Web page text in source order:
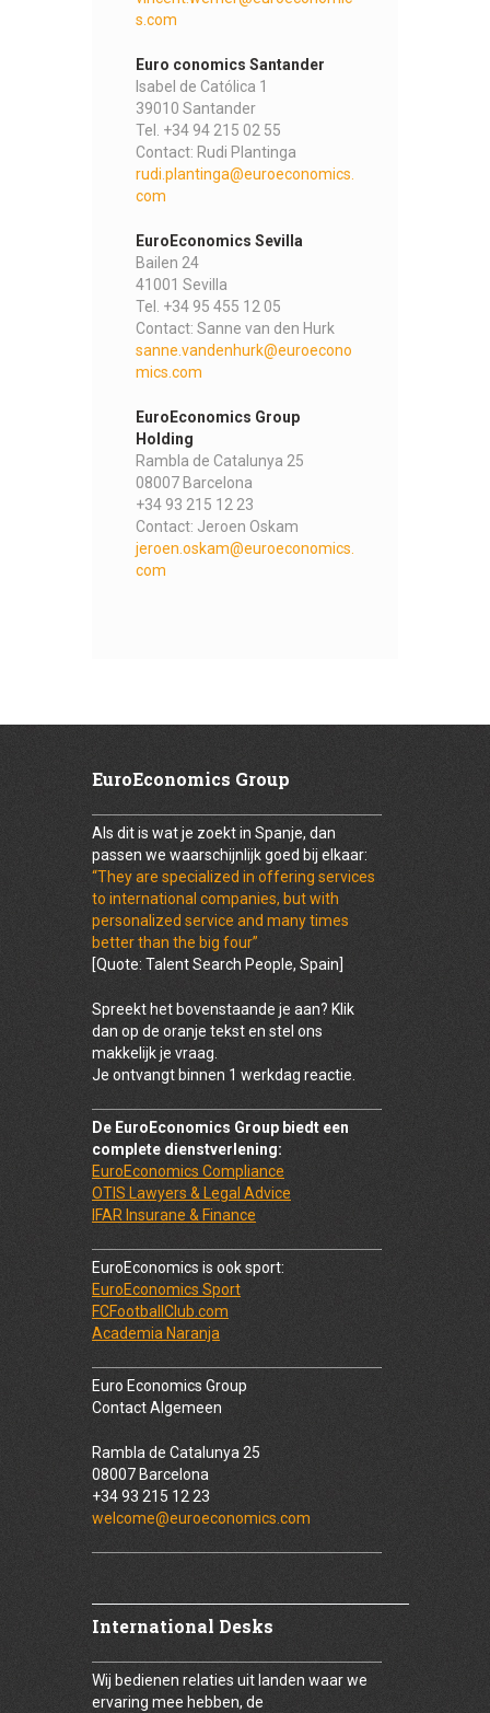
s.com
Euro conomics Santander
Isabel de Católica 1
39010 Santander
Tel. +34 94 215 02 55
Contact: Rudi Plantinga
rudi.plantinga@euroeconomics.
com
EuroEconomics Sevilla
Bailen 24
41001 Sevilla
Tel. +34 95 455 12 05
Contact: Sanne van den Hurk
sanne.vandenhurk@euroecono
mics.com
EuroEconomics Group
Holding
Rambla de Catalunya 25
08007 Barcelona
+34 93 215 12 23
Contact: Jeroen Oskam
jeroen.oskam@euroeconomics.
com
EuroEconomics Group
Als dit is wat je zoekt in Spanje, dan
passen we waarschijnlijk goed bij elkaar:
“They are specialized in offering services
to international companies, but with
personalized service and many times
better than the big four”
[Quote: Talent Search People, Spain]
Spreekt het bovenstaande je aan? Klik
dan op de oranje tekst en stel ons
makkelijk je vraag.
Je ontvangt binnen 1 werkdag reactie.
De EuroEconomics Group biedt een
complete dienstverlening:
EuroEconomics Compliance
OTIS Lawyers & Legal Advice
IFAR Insurane & Finance
EuroEconomics is ook sport:
EuroEconomics Sport
FCFootballClub.com
Academia Naranja
Euro Economics Group
Contact Algemeen
Rambla de Catalunya 25
08007 Barcelona
+34 93 215 12 23
welcome@euroeconomics.com
International Desks
Wij bedienen relaties uit landen waar we
ervaring mee hebben, de